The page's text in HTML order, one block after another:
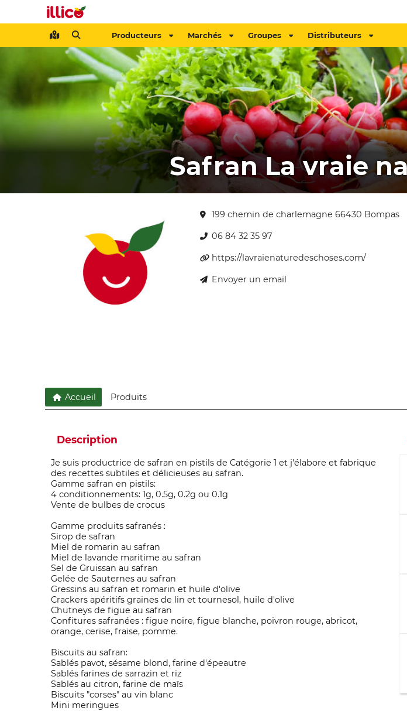
Producteurs Marchés Groupes Distributeurs
Safran La vraie
199 chemin de charlemagne 66430 Bompas
06 84 32 35 97
https://lavraienaturedeschoses.com/
Envoyer un email
Accueil Produits
Description
Je suis productrice de safran en pistils de Catégorie 1 et j'élabore et fabrique
des recettes subtiles et délicieuses au safran.
Gamme safran en pistils:
4 conditionnements: 1g, 0.5g, 0.2g ou 0.1g
Vente de bulbes de crocus
Gamme produits safranés :
Sirop de safran
Miel de romarin au safran
Miel de lavande maritime au safran
Sel de Gruissan au safran
Gelée de Sauternes au safran
Gressins au safran et romarin et huile d'olive
Crackers apéritifs graines de lin et tournesol, huile d'olive
Chutneys de figue au safran
Confitures safranées : figue noire, figue blanche, poivron rouge, abricot,
orange, cerise, fraise, pomme.
Biscuits au safran:
Sablés pavot, sésame blond, farine d'épeautre
Sablés farines de sarrazin et riz
Sablés au citron, farine de maïs
Biscuits "corses" au vin blanc
Mini meringues